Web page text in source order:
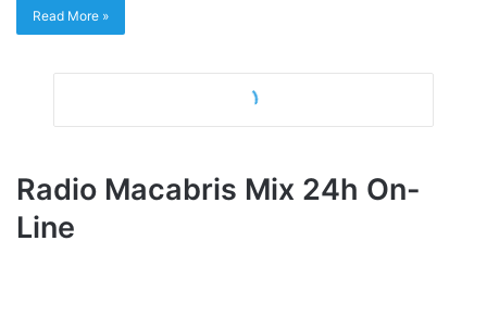
Read More »
Radio Macabris Mix 24h On-
Line